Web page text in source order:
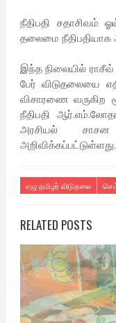
நீதிபதி சதாசிவம்
தலைமை நீதிபதியாக
இந்த நிலையில்
பேர் விடுதலையை
விசாரணை
நீதிபதி
அரசியல்
அறிவிக்கப்பட்டுள்ளது.
ஏழு தமிழர் விடுதலை
RELATED POSTS